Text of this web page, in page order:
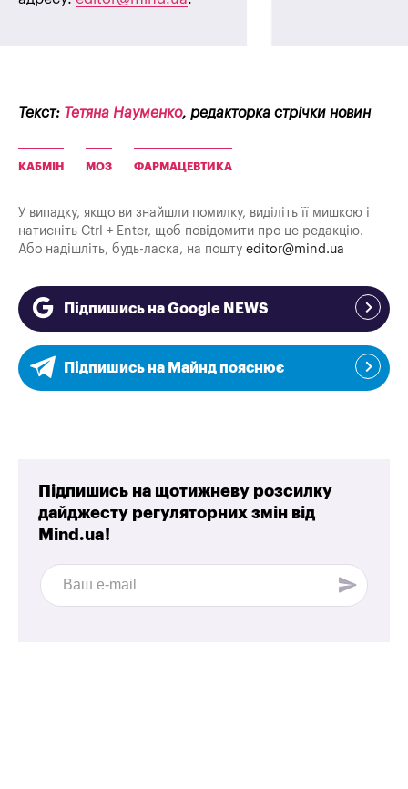
Текст: Тетяна Науменко, редакторка стрічки новин
КАБМІН МОЗ ФАРМАЦЕВТИКА
У випадку, якщо ви знайшли помилку, виділіть її мишкою і
натисніть Ctrl + Enter, щоб повідомити про це редакцію.
Або надішліть, будь-ласка, на пошту editor@mind.ua
Підпишись на Google NEWS
Підпишись на Майнд пояснює
Підпишись на щотижневу розсилку
дайджесту регуляторних змін від
Mind.ua!